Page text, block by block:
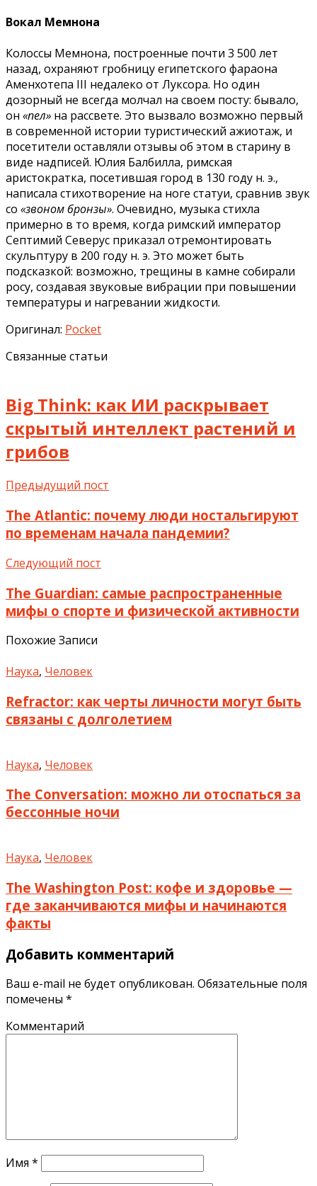
Вокал Мемнона
Колоссы Мемнона, построенные почти 3 500 лет
назад, охраняют гробницу египетского фараона
Аменхотепа III недалеко от Луксора. Но один
дозорный не всегда молчал на своем посту: бывало,
он «пел» на рассвете. Это вызвало возможно первый
в современной истории туристический ажиотаж, и
посетители оставляли отзывы об этом в старину в
виде надписей. Юлия Балбилла, римская
аристократка, посетившая город в 130 году н. э.,
написала стихотворение на ноге статуи, сравнив звук
со «звоном бронзы». Очевидно, музыка стихла
примерно в то время, когда римский император
Септимий Северус приказал отремонтировать
скульптуру в 200 году н. э. Это может быть
подсказкой: возможно, трещины в камне собирали
росу, создавая звуковые вибрации при повышении
температуры и нагревании жидкости.
Оригинал: Pocket
Связанные статьи
Big Think: как ИИ раскрывает
скрытый интеллект растений и
грибов
Предыдущий пост
The Atlantic: почему люди ностальгируют
по временам начала пандемии?
Следующий пост
The Guardian: самые распространенные
мифы о спорте и физической активности
Похожие Записи
Наука, Человек
Refractor: как черты личности могут быть
связаны с долголетием
Наука, Человек
The Conversation: можно ли отоспаться за
бессонные ночи
Наука, Человек
The Washington Post: кофе и здоровье —
где заканчиваются мифы и начинаются
факты
Добавить комментарий
Ваш e-mail не будет опубликован. Обязательные поля
помечены *
Комментарий
Имя *